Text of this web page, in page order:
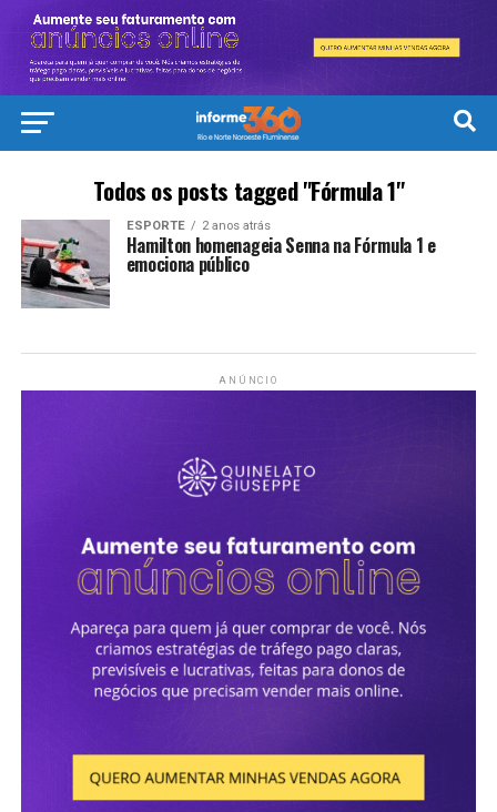
Todos os posts tagged "Fórmula 1"
ESPORTE 2 anos atrás
Hamilton homenageia Senna na Fórmula 1 e
emociona público
ANÚNCIO